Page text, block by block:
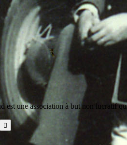
une association à but non lucratif